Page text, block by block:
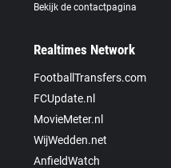
Bekijk de contactpagina
Realtimes Network
FootballTransfers.com
FCUpdate.nl
MovieMeter.nl
WijWedden.net
AnfieldWatch